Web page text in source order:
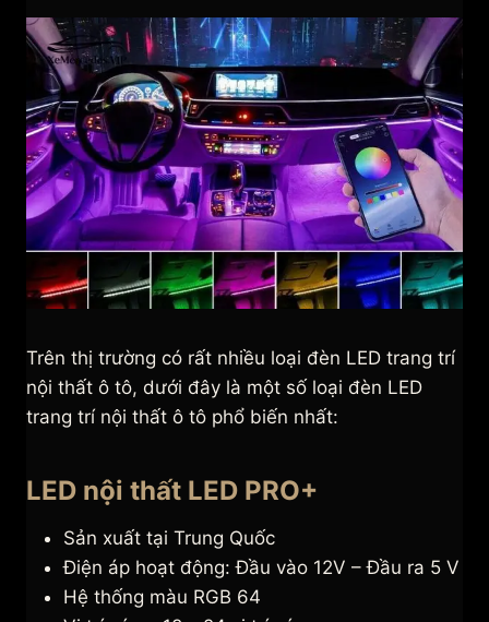
Trên thị trường có rất nhiều loại đèn LED trang trí
nội thất ô tô, dưới đây là một số loại đèn LED
trang trí nội thất ô tô phổ biến nhất:
LED nội thất LED PRO+
Sản xuất tại Trung Quốc
Điện áp hoạt động: Đầu vào 12V – Đầu ra 5 V
Hệ thống màu RGB 64